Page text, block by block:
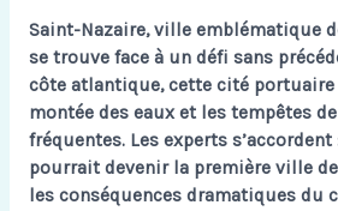
Saint-Nazaire, ville emblématique
se trouve face à un défi sans
côte atlantique, cette cité portuaire
montée des eaux et les tempêtes
fréquentes. Les experts
pourrait devenir la première ville
les conséquences dramatiques du